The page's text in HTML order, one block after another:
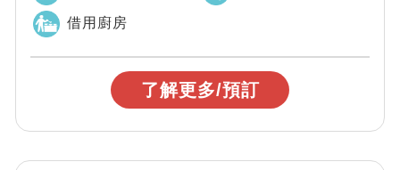
借用廚房
了解更多/預訂